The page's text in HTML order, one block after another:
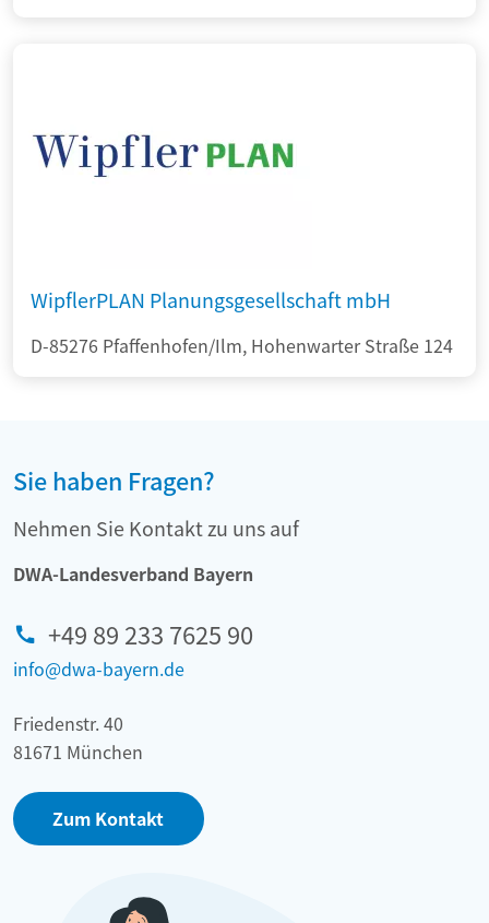
WipflerPLAN Planungsgesellschaft mbH
D-85276 Pfaffenhofen/Ilm, Hohenwarter Straße 124
Sie haben Fragen?
Nehmen Sie Kontakt zu uns auf
DWA-Landesverband Bayern
+49 89 233 7625 90
info@dwa-bayern.de
Friedenstr. 40
81671 München
Zum Kontakt